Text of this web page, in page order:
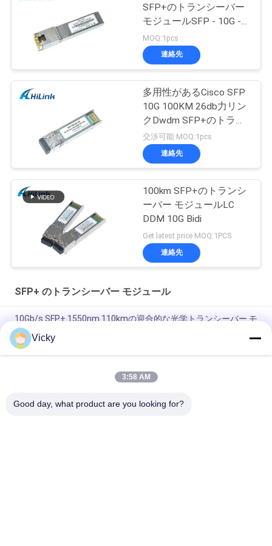
SFP+のトランシーバー
モジュールSFP - 10G -
T RJ45のコネクター
MOQ:1pcs
連絡先
多用性があるCisco SFP
10G 100KM 26db力リン
クDwdm SFP+のトラン
シーバー モジュール
交渉可能 MOQ:1pcs
連絡先
100km SFP+のトランシ
ーバー モジュールLC
DDM 10G Bidi
Get latest price MOQ:1PCS
連絡先
SFP+ のトランシーバー モジュール
10Gb/s SFP+ 1550nm 110kmの迎合的な光学トランシーバー モ
ジュールRoHS
25Gbps BIDI 40KM 1270/1310nm 40KM APD LC DOMトランシ
Vicky
3:58 AM
Good day, what product are you looking for?